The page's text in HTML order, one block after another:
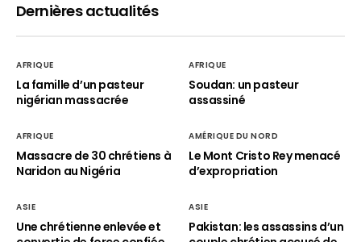
Dernières actualités
AFRIQUE
La famille d’un pasteur
nigérian massacrée
AFRIQUE
Soudan: un pasteur
assassiné
AFRIQUE
Massacre de 30 chrétiens à
Naridon au Nigéria
AMÉRIQUE DU NORD
Le Mont Cristo Rey menacé
d’expropriation
ASIE
Une chrétienne enlevée et
ASIE
Pakistan: les assassins d’un